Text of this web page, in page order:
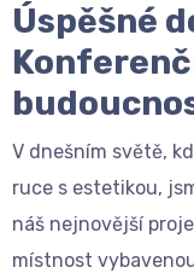
Úspěšné
V dnešním světě,
ruce s estetikou,
náš nejnovější
místnost